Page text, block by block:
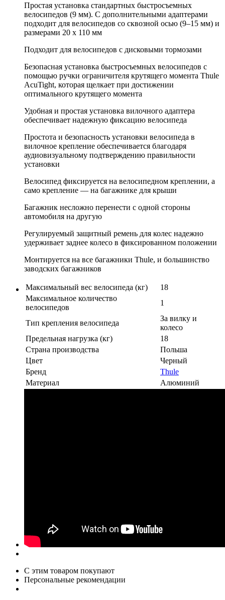
Простая установка стандартных быстросъемных
велосипедов (9 мм). С дополнительными адаптерами
подходит для велосипедов со сквозной осью (9–15 мм) и
размерами 20 x 110 мм
Подходит для велосипедов с дисковыми тормозами
Безопасная установка быстросъемных велосипедов с
помощью ручки ограничителя крутящего момента Thule
AcuTight, которая щелкает при достижении
оптимального крутящего момента
Удобная и простая установка вилочного адаптера
обеспечивает надежную фиксацию велосипеда
Простота и безопасность установки велосипеда в
вилочное крепление обеспечивается благодаря
аудиовизуальному подтверждению правильности
установки
Велосипед фиксируется на велосипедном креплении, а
само крепление — на багажнике для крыши
Багажник несложно перенести с одной стороны
автомобиля на другую
Регулируемый защитный ремень для колес надежно
удерживает заднее колесо в фиксированном положении
Монтируется на все багажники Thule, и большинство
заводских багажников
Максимальный вес велосипеда (кг)
18
Максимальное количество
велосипедов
1
Тип крепления велосипеда
За вилку и
колесо
Предельная нагрузка (кг)
18
Страна производства
Польша
Цвет
Черный
Бренд
Thule
Материал
Алюминий
С этим товаром покупают
Персональные рекомендации